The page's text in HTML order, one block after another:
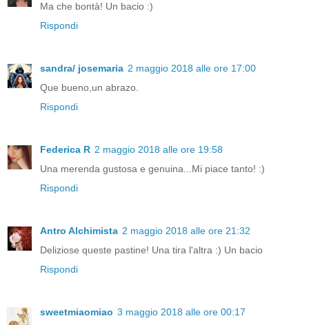
Ma che bontà! Un bacio :)
Rispondi
sandra/ josemaria 2 maggio 2018 alle ore 17:00
Que bueno,un abrazo.
Rispondi
Federica R 2 maggio 2018 alle ore 19:58
Una merenda gustosa e genuina...Mi piace tanto! :)
Rispondi
Antro Alchimista 2 maggio 2018 alle ore 21:32
Deliziose queste pastine! Una tira l'altra :) Un bacio
Rispondi
sweetmiaomiao 3 maggio 2018 alle ore 00:17